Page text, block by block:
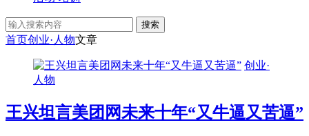
搜索
首页创业·人物文章
创业·
人物
王兴坦言美团网未来十年“又牛逼又苦逼”